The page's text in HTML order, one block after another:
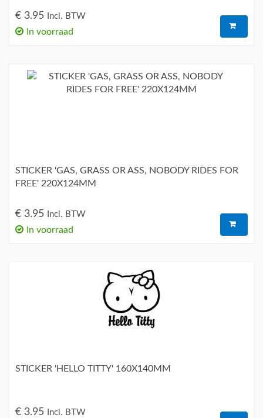
€ 3.95 Incl. BTW
In voorraad
STICKER 'GAS, GRASS OR ASS, NOBODY RIDES FOR
FREE' 220X124MM
€ 3.95 Incl. BTW
In voorraad
STICKER 'HELLO TITTY' 160X140MM
€ 3.95 Incl. BTW